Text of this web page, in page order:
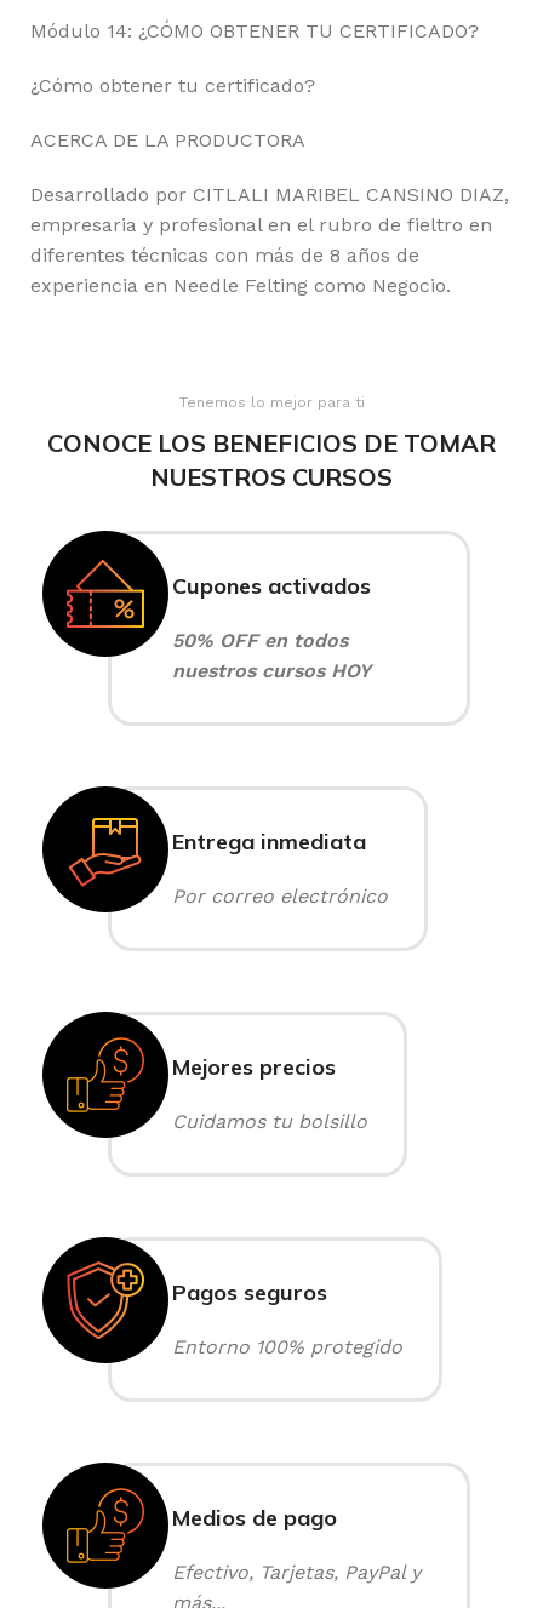
Módulo 14: ¿CÓMO OBTENER TU CERTIFICADO?
¿Cómo obtener tu certificado?
ACERCA DE LA PRODUCTORA
Desarrollado por CITLALI MARIBEL CANSINO DIAZ,
empresaria y profesional en el rubro de fieltro en
diferentes técnicas con más de 8 años de
experiencia en Needle Felting como Negocio.
Tenemos lo mejor para ti
CONOCE LOS BENEFICIOS DE TOMAR
NUESTROS CURSOS
Cupones activados
50% OFF en todos
nuestros cursos HOY
Entrega inmediata
Por correo electrónico
Mejores precios
Cuidamos tu bolsillo
Pagos seguros
Entorno 100% protegido
Medios de pago
Efectivo, Tarjetas, PayPal y
más...